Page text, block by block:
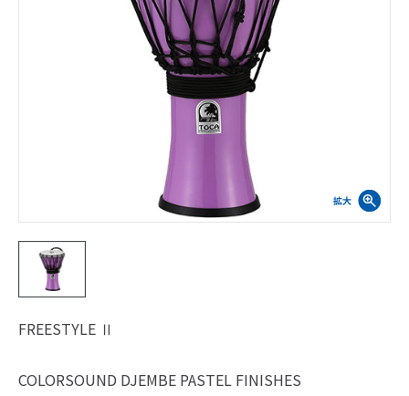
FREESTYLE Ⅱ
COLORSOUND DJEMBE PASTEL FINISHES